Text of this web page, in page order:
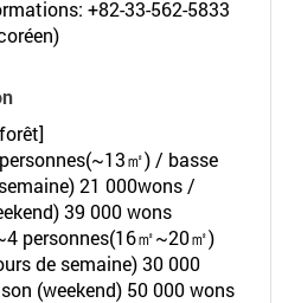
+82-33-562-5833
㎡) / basse
21 000wons /
39 000 wons
personnes(16㎡~20㎡)
de semaine) 30 000
(weekend) 50 000 wons